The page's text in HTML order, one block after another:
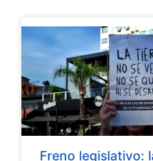
Freno legislativo: